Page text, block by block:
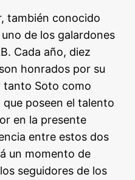
también conocido
de los galardones
Cada año, diez
honrados por su
tanto Soto como
poseen el talento
en la presente
entre estos dos
un momento de
seguidores de los